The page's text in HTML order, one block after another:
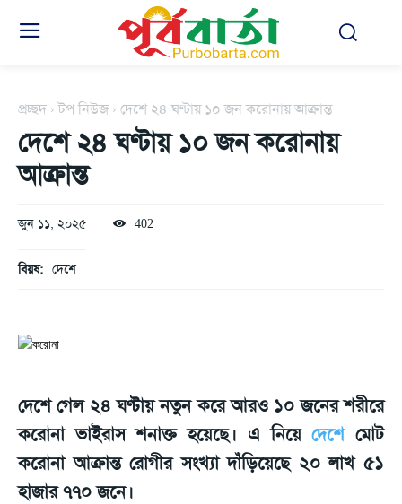
প্রচ্ছদ টপ নিউজ দেশে ২৪ ঘণ্টায় ১০ জন করোনায় আক্রান্ত
দেশে ২৪ ঘণ্টায় ১০ জন করোনায়
আক্রান্ত
জুন ১১, ২০২৫ 402
বিয়ষ: দেশে
দেশে গেল ২৪ ঘণ্টায় নতুন করে আরও ১০ জনের শরীরে
করোনা ভাইরাস শনাক্ত হয়েছে। এ নিয়েদেশেমোট
করোনা আক্রান্ত রোগীর সংখ্যা দাঁড়িয়েছে ২০ লাখ ৫১
হাজার ৭৭০ জনে।